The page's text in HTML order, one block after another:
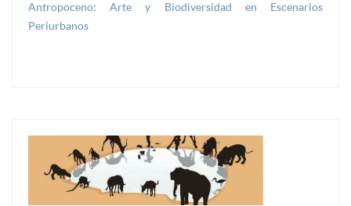
Antropoceno: Arte y Biodiversidad en Escenarios
Periurbanos